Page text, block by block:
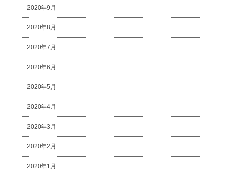
2020年9月
2020年8月
2020年7月
2020年6月
2020年5月
2020年4月
2020年3月
2020年2月
2020年1月